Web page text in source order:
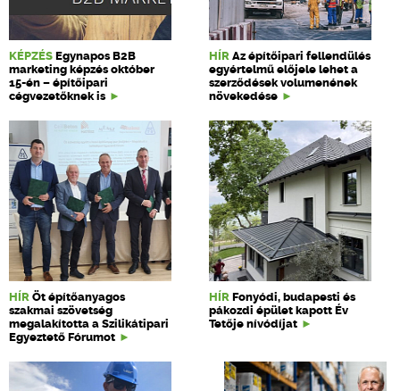
KÉPZÉS Egynapos B2B
marketing képzés október
15-én – építőipari
cégvezetőknek is
HÍR Az építőipari fellendülés
egyértelmű előjele lehet a
szerződések volumenének
növekedése
HÍR Öt építőanyagos
szakmai szövetség
megalakította a Szilikátipari
Egyeztető Fórumot
HÍR Fonyódi, budapesti és
pákozdi épület kapott Év
Tetője nívódíjat